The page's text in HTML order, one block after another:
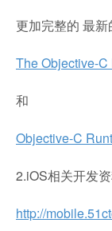
更加完整的 最新
The Objective-
和
Objective-C
2.iOS相关开发资
http://